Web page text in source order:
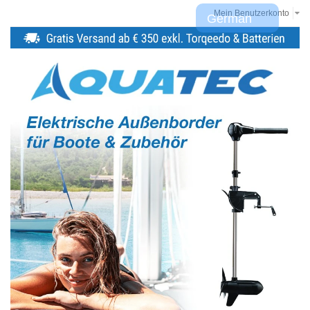
Mein Benutzerkonto